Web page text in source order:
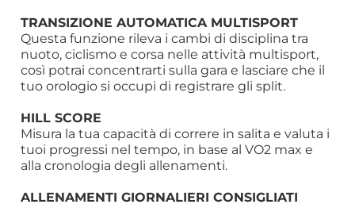
TRANSIZIONE AUTOMATICA MULTISPORT
Questa funzione rileva i cambi di disciplina tra
nuoto, ciclismo e corsa nelle attività multisport,
così potrai concentrarti sulla gara e lasciare che il
tuo orologio si occupi di registrare gli split.
HILL SCORE
Misura la tua capacità di correre in salita e valuta i
tuoi progressi nel tempo, in base al VO2 max e
alla cronologia degli allenamenti.
ALLENAMENTI GIORNALIERI CONSIGLIATI